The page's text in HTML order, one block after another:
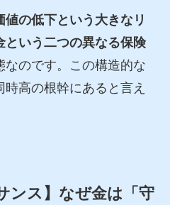
値の低下という大きなリ
という二つの異なる保険
なのです。この構造的な
高の根幹にあると言え
ンス】なぜ金は「守